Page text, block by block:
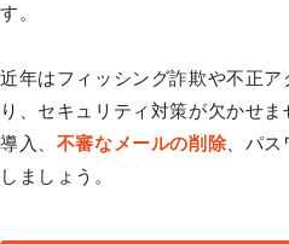
す。
近年はフィッシング詐欺や不正
り、セキュリティ対策が欠かせ
導入、 不審なメールの削除 、パ
しましょう。